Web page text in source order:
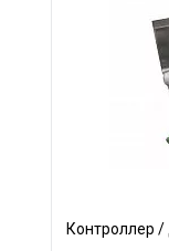
Контроллер /